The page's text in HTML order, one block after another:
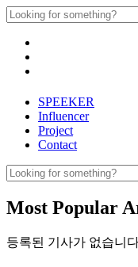
Skip
to
content
Search
for:
SPEEKER
Influencer
Project
Contact
Search
for:
Most Popular
등록된 기사가 없습니